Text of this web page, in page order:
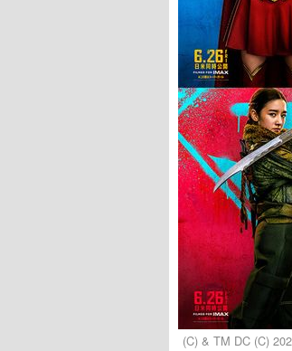
(C) & TM DC (C)